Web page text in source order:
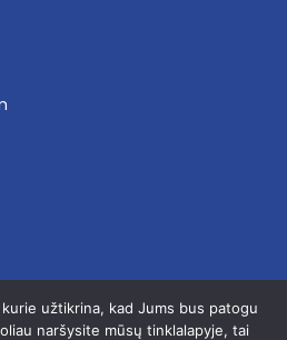
užtikrina, kad Jums bus patogu
naršysite mūsų tinklalapyje, tai